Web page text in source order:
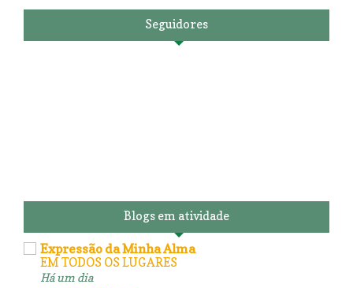
Seguidores
Blogs em atividade
Expressão da Minha Alma
EM TODOS OS LUGARES
Há um dia